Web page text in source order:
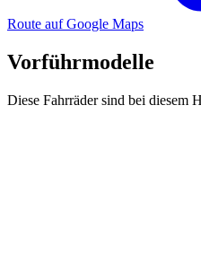
Route auf Google Maps
Vorführmodelle
Diese Fahrräder sind bei diesem